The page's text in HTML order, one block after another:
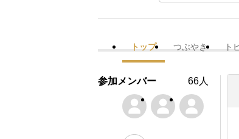
トップ つぶやき ト
参加メンバー 66人